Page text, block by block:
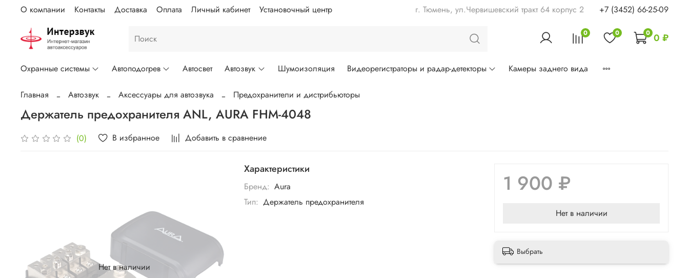
О компании Контакты Доставка Оплата Личный кабинет Установочный центр г. Тюмень, ул.Червишевский тракт 64 корпус 2 +7 (3452) 66-25-09
0 0 0 0 ₽
Охранные системы Автоподогрев Автосвет Автозвук Шумоизоляция Видеорегистраторы и радар-детекторы Камеры заднего вида
Главная Автозвук Аксессуары для автозвука Предохранители и дистрибьюторы
Держатель предохранителя ANL, AURA FHM-4048
(0) В избранное Добавить в сравнение
Нет в наличии
Характеристики
Бренд: Aura
Тип: Держатель предохранителя
1 900 ₽
Нет в наличии
Выбрать